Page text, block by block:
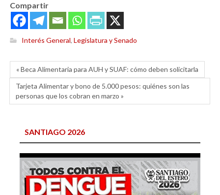
Compartir
Interés General, Legislatura y Senado
« Beca Alimentaria para AUH y SUAF: cómo deben solicitarla
Tarjeta Alimentar y bono de 5.000 pesos: quiénes son las
personas que los cobran en marzo »
SANTIAGO 2026